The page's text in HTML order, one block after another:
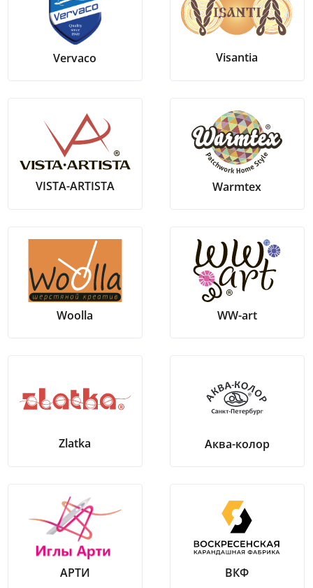
Vervaco Visantia
VISTA-ARTISTA Warmtex
Woolla WW-art
Zlatka Аква-колор
АРТИ ВКФ